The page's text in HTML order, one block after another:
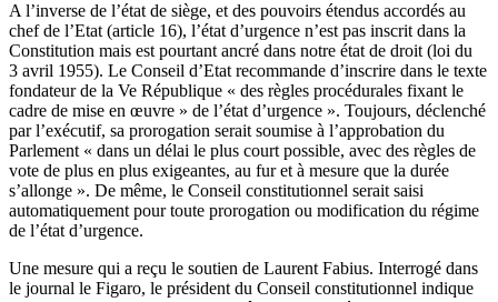
A l’inverse de l’état de siège, et des pouvoirs étendus accordés au
chef de l’Etat (article 16), l’état d’urgence n’est pas inscrit dans la
Constitution mais est pourtant ancré dans notre état de droit (loi du
3 avril 1955). Le Conseil d’Etat recommande d’inscrire dans le texte
fondateur de la Ve République « des règles procédurales fixant le
cadre de mise en œuvre » de l’état d’urgence ». Toujours, déclenché
par l’exécutif, sa prorogation serait soumise à l’approbation du
Parlement « dans un délai le plus court possible, avec des règles de
vote de plus en plus exigeantes, au fur et à mesure que la durée
s’allonge ». De même, le Conseil constitutionnel serait saisi
automatiquement pour toute prorogation ou modification du régime
de l’état d’urgence.
Une mesure qui a reçu le soutien de Laurent Fabius. Interrogé dans
le journal le Figaro, le président du Conseil constitutionnel indique